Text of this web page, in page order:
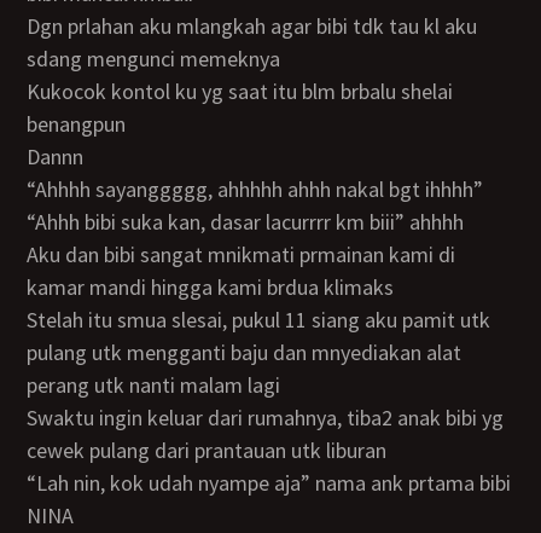
dgn prlahan aku mlangkah agar bibi tdk tau kl aku
sdang mengunci memeknya
kukocok kontol ku yg saat itu blm brbalu shelai
benangpun
dannn
“ahhhh sayanggggg, ahhhhh ahhh nakal bgt ihhhh”
“ahhh bibi suka kan, dasar lacurrrr km biii” ahhhh
aku dan bibi sangat mnikmati prmainan kami di
kamar mandi hingga kami brdua klimaks
stelah itu smua slesai, pukul 11 siang aku pamit utk
pulang utk mengganti baju dan mnyediakan alat
perang utk nanti malam lagi
swaktu ingin keluar dari rumahnya, tiba2 anak bibi yg
cewek pulang dari prantauan utk liburan
“lah nin, kok udah nyampe aja” nama ank prtama bibi
NINA